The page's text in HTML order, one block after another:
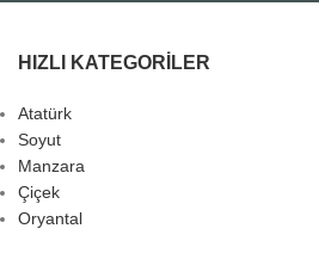
HIZLI KATEGORILER
Atatürk
Soyut
Manzara
Çiçek
Oryantal